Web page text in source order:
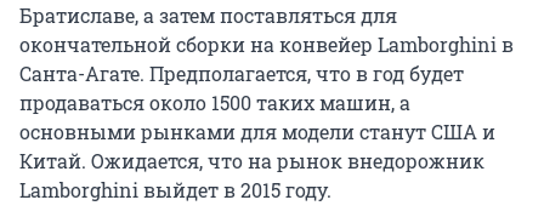
Братиславе, а затем поставляться для
окончательной сборки на конвейер Lamborghini в
Санта-Агате. Предполагается, что в год будет
продаваться около 1500 таких машин, а
основными рынками для модели станут США и
Китай. Ожидается, что на рынок внедорожник
Lamborghini выйдет в 2015 году.